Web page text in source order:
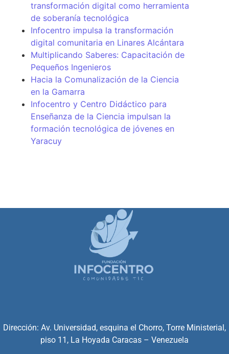
transformación digital como herramienta
de soberanía tecnológica
Infocentro impulsa la transformación
digital comunitaria en Linares Alcántara
Multiplicando Saberes: Capacitación de
Pequeños Ingenieros
Hacia la Comunalización de la Ciencia
en la Gamarra
Infocentro y Centro Didáctico para
Enseñanza de la Ciencia impulsan la
formación tecnológica de jóvenes en
Yaracuy
Dirección: Av. Universidad, esquina el Chorro, Torre Ministerial,
piso 11, La Hoyada Caracas – Venezuela